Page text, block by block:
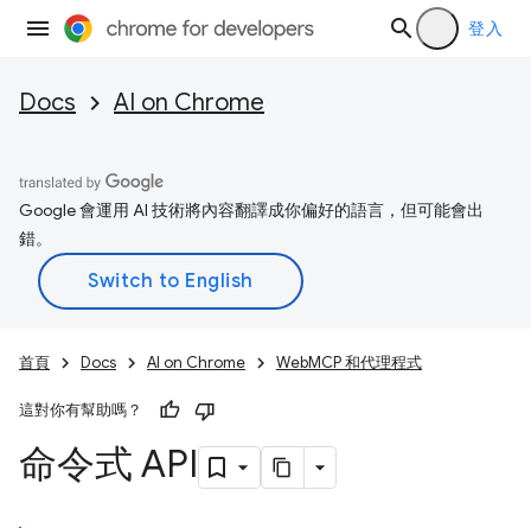
登入
Docs AI on Chrome
Google 會運用 AI 技術將內容翻譯成你偏好的語言，但可能會出
錯。
首頁 Docs AI on Chrome WebMCP 和代理程式
這對你有幫助嗎？
命令式 API